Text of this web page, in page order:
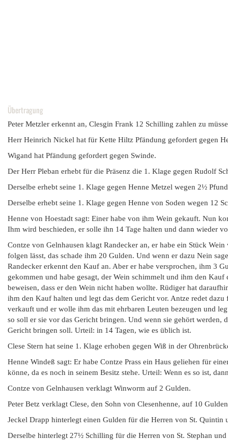
Übertragung
Peter Metzler erkennt an, Clesgin Frank 12 Schilling zahlen zu
Herr Heinrich Nickel hat für Kette Hiltz Pfändung gefordert gegen
Wigand hat Pfändung gefordert gegen Swinde.
Der Herr Pleban erhebt für die Präsenz die 1. Klage gegen Rudolf
Derselbe erhebt seine 1. Klage gegen Henne Metzel wegen 2½
Derselbe erhebt seine 1. Klage gegen Henne von Soden wegen 12
Henne von Hoestadt sagt: Einer habe von ihm Wein gekauft. Nun
Ihm wird beschieden, er solle ihn 14 Tage halten und dann wieder
Contze von Gelnhausen klagt Randecker an, er habe ein Stück
folgen lässt, das schade ihm 20 Gulden. Und wenn er dazu Nein
Randecker erkennt den Kauf an. Aber er habe versprochen, ihm 3
gekommen und habe gesagt, der Wein schimmelt und ihm den
beweisen, dass er den Wein nicht haben wollte. Rüdiger hat
ihm den Kauf halten und legt das dem Gericht vor. Antze redet
verkauft und er wolle ihm das mit ehrbaren Leuten bezeugen und
so soll er sie vor das Gericht bringen. Und wenn sie gehört werden,
Gericht bringen soll. Urteil: in 14 Tagen, wie es üblich ist.
Clese Stern hat seine 1. Klage erhoben gegen Wiß in der
Henne Windeß sagt: Er habe Contze Prass ein Haus geliehen für
könne, da es noch in seinem Besitz stehe. Urteil: Wenn es so ist,
Contze von Gelnhausen verklagt Winworm auf 2 Gulden.
Peter Betz verklagt Clese, den Sohn von Clesenhenne, auf 10
Jeckel Drapp hinterlegt einen Gulden für die Herren von St. Quintin
Derselbe hinterlegt 27½ Schilling für die Herren von St. Stephan